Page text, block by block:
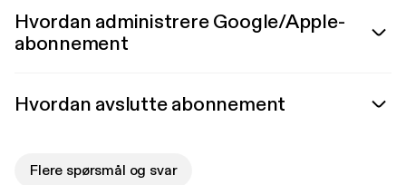
Hvordan administrere Google/Apple-
abonnement
Hvordan avslutte abonnement
Flere spørsmål og svar